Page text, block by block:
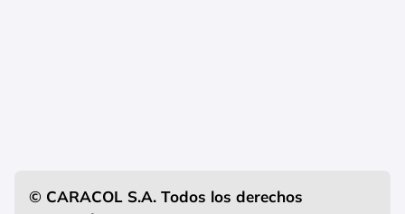
© CARACOL S.A. Todos los derechos